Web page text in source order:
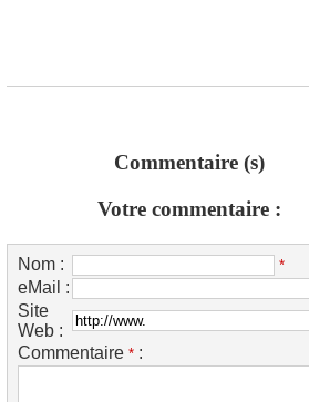
Commentaire (s)
Votre commentaire :
Nom : *
eMail :
Site
Web :
Commentaire * :